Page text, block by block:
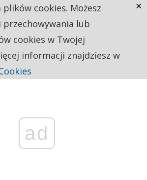
ad
cookies. Możesz
lub
cookies w Twojej
informacji znajdziesz w
×